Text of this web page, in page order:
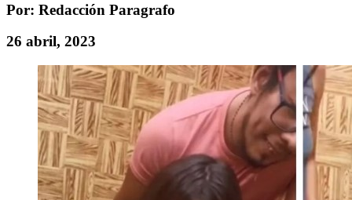
Por: Redacción Paragrafo
26 abril, 2023